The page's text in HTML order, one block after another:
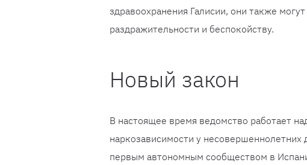
здравоохранения Галисии, они также
раздражительности и беспокойству.
Новый закон
В настоящее время ведомство работает
наркозависимости у несовершеннолетних
первым автономным сообществом в